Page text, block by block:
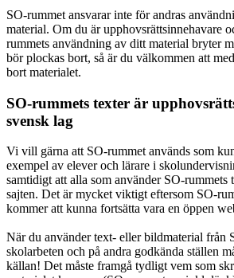
SO-rummet ansvarar inte för andras
material. Om du är upphovsrättsinnehavare
rummets användning av ditt material bryter
bör plockas bort, så är du välkommen att
bort materialet.
SO-rummets texter är
svensk lag
Vi vill gärna att SO-rummet används som
exempel av elever och lärare i
samtidigt att alla som använder SO-rummets
sajten. Det är mycket viktigt eftersom SO-
kommer att kunna fortsätta vara en öppen
När du använder text- eller bildmaterial från
skolarbeten och på andra godkända ställen
källan! Det måste framgå tydligt vem som